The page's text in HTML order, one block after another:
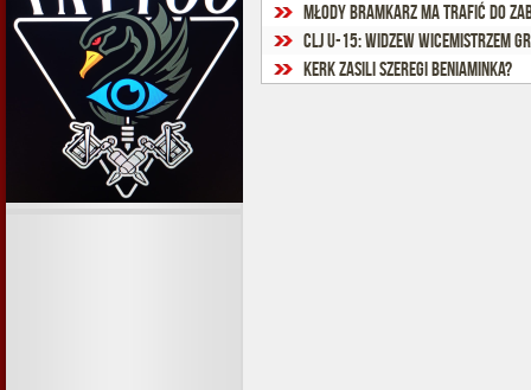
Młody bramkarz ma trafić do
CLJ U-15: Widzew wicemistrzem
Kerk zasili szeregi beniaminka?